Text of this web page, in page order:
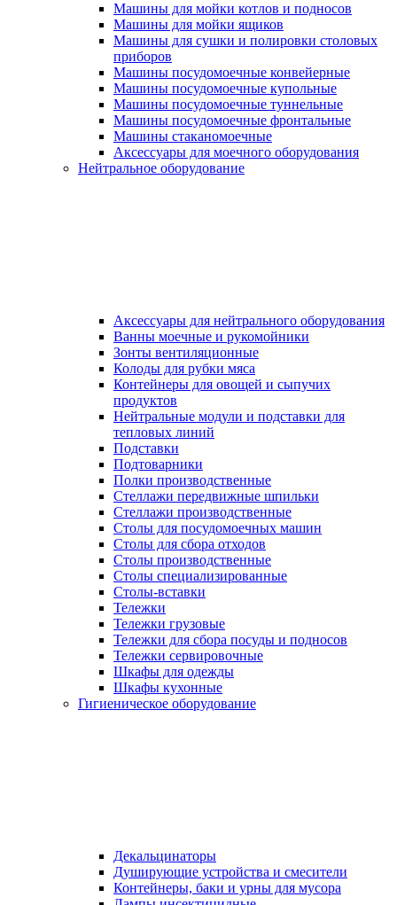
Машины для мойки котлов и подносов
Машины для мойки ящиков
Машины для сушки и полировки столовых
приборов
Машины посудомоечные конвейерные
Машины посудомоечные купольные
Машины посудомоечные туннельные
Машины посудомоечные фронтальные
Машины стаканомоечные
Аксессуары для моечного оборудования
Нейтральное оборудование
Аксессуары для нейтрального оборудования
Ванны моечные и рукомойники
Зонты вентиляционные
Колоды для рубки мяса
Контейнеры для овощей и сыпучих
продуктов
Нейтральные модули и подставки для
тепловых линий
Подставки
Подтоварники
Полки производственные
Стеллажи передвижные шпильки
Стеллажи производственные
Столы для посудомоечных машин
Столы для сбора отходов
Столы производственные
Столы специализированные
Столы-вставки
Тележки
Тележки грузовые
Тележки для сбора посуды и подносов
Тележки сервировочные
Шкафы для одежды
Шкафы кухонные
Гигиеническое оборудование
Декальцинаторы
Душирующие устройства и смесители
Контейнеры, баки и урны для мусора